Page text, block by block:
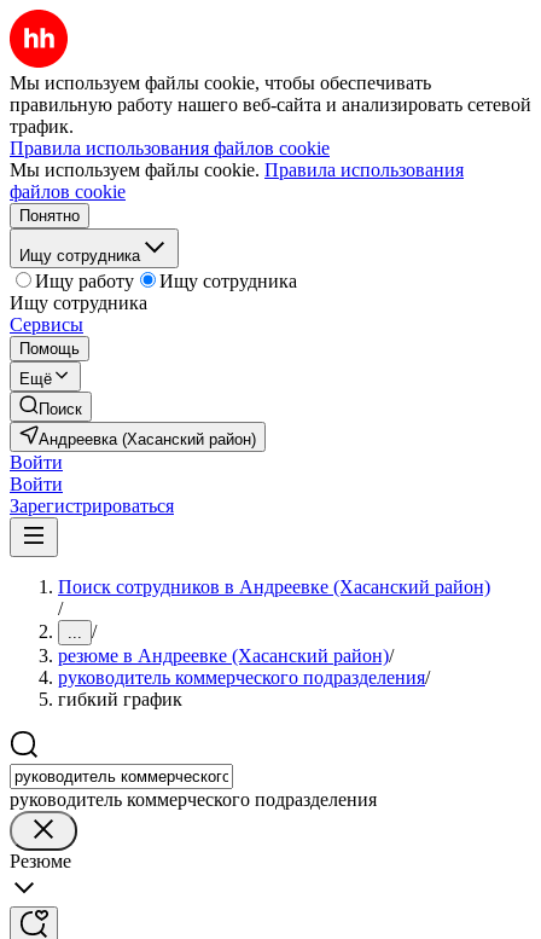
Мы используем файлы cookie, чтобы обеспечивать
правильную работу нашего веб-сайта и анализировать сетевой
трафик.
Правила использования файлов cookie
Мы используем файлы cookie. Правила использования
файлов cookie
Понятно
Ищу сотрудника
Ищу работу
Ищу сотрудника
Ищу сотрудника
Сервисы
Помощь
Ещё
Поиск
Андреевка (Хасанский район)
Войти
Войти
Зарегистрироваться
Поиск сотрудников в Андреевке (Хасанский район)
/
... /
резюме в Андреевке (Хасанский район)/
руководитель коммерческого подразделения/
гибкий график
руководитель коммерческого подразделения
Резюме